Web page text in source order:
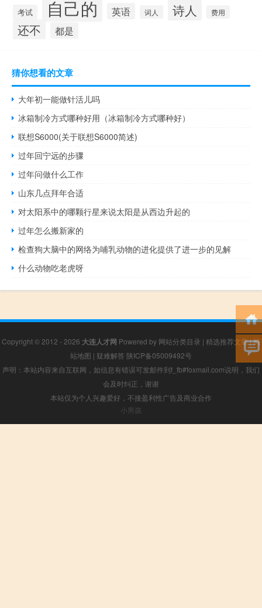
考试 自己的 英语 词人 诗人 费用
还不 都是
猜你想看的文章
大年初一能做针活儿吗
冰箱制冷方式哪种好用（冰箱制冷方式哪种好）
联想S6000(关于联想S6000简述)
过年回宁远的步骤
过年问做什么工作
山东几点拜年合适
对太阳系中的哪颗行星来说太阳是从西边升起的
过年怎么搬新家的
检查狗大脑中的网络为哺乳动物的进化提供了进一步的见解
什么动物吃老虎呀
Copyright © 2012 - 2026 大连人才网 Powered by 网站分类目录 | 精选推荐文章|网
站地图 | 疑难解答 陕ICP备05009492号
声明：本站内容来自互联网，如信息有错误可发邮件到f_fb#foxmail.com说明，我们
会及时纠正，谢谢
本站仅为个人兴趣爱好，不接盈利性广告及商业合作
小男孩